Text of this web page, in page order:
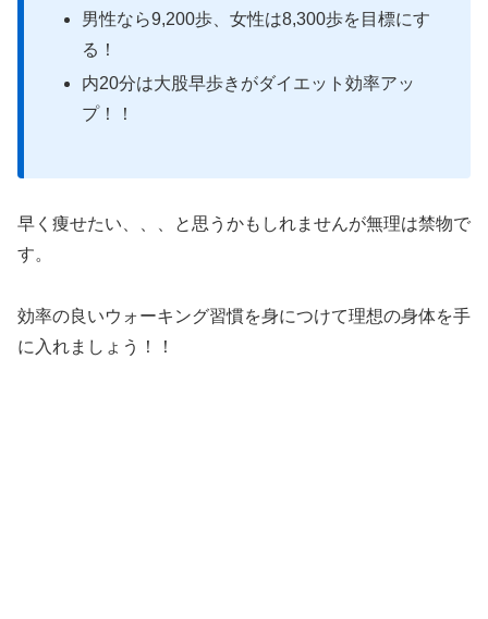
男性なら9,200歩、女性は8,300歩を目標にす
る！
内20分は大股早歩きがダイエット効率アッ
プ！！
早く痩せたい、、、と思うかもしれませんが無理は禁物で
す。
効率の良いウォーキング習慣を身につけて理想の身体を手
に入れましょう！！